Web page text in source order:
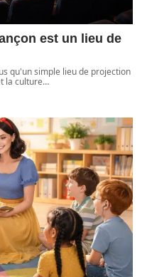
est un lieu de
qu'un simple lieu de projection
la culture…